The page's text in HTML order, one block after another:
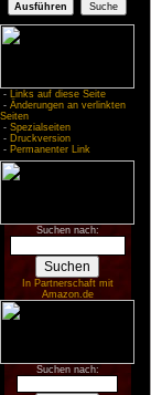
- Links auf diese Seite
- Änderungen an verlinkten
Seiten
- Spezialseiten
- Druckversion
- Permanenter Link
Suchen nach:
In Partnerschaft mit
Amazon.de
Suchen nach: